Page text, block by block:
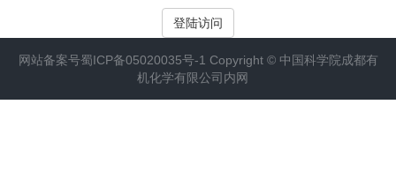
入
访
密
码
登陆访问
网站备案号蜀ICP备05020035号-1 Copyright © 中国科学院成都有
机化学有限公司内网